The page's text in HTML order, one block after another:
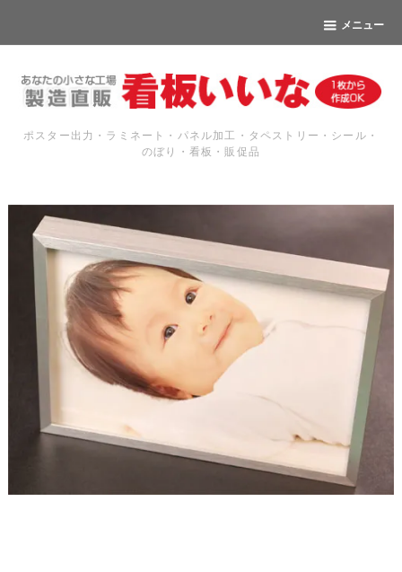
メニュー
ポスター出力・ラミネート・パネル加工・タペストリー・シール・
のぼり・看板・販促品